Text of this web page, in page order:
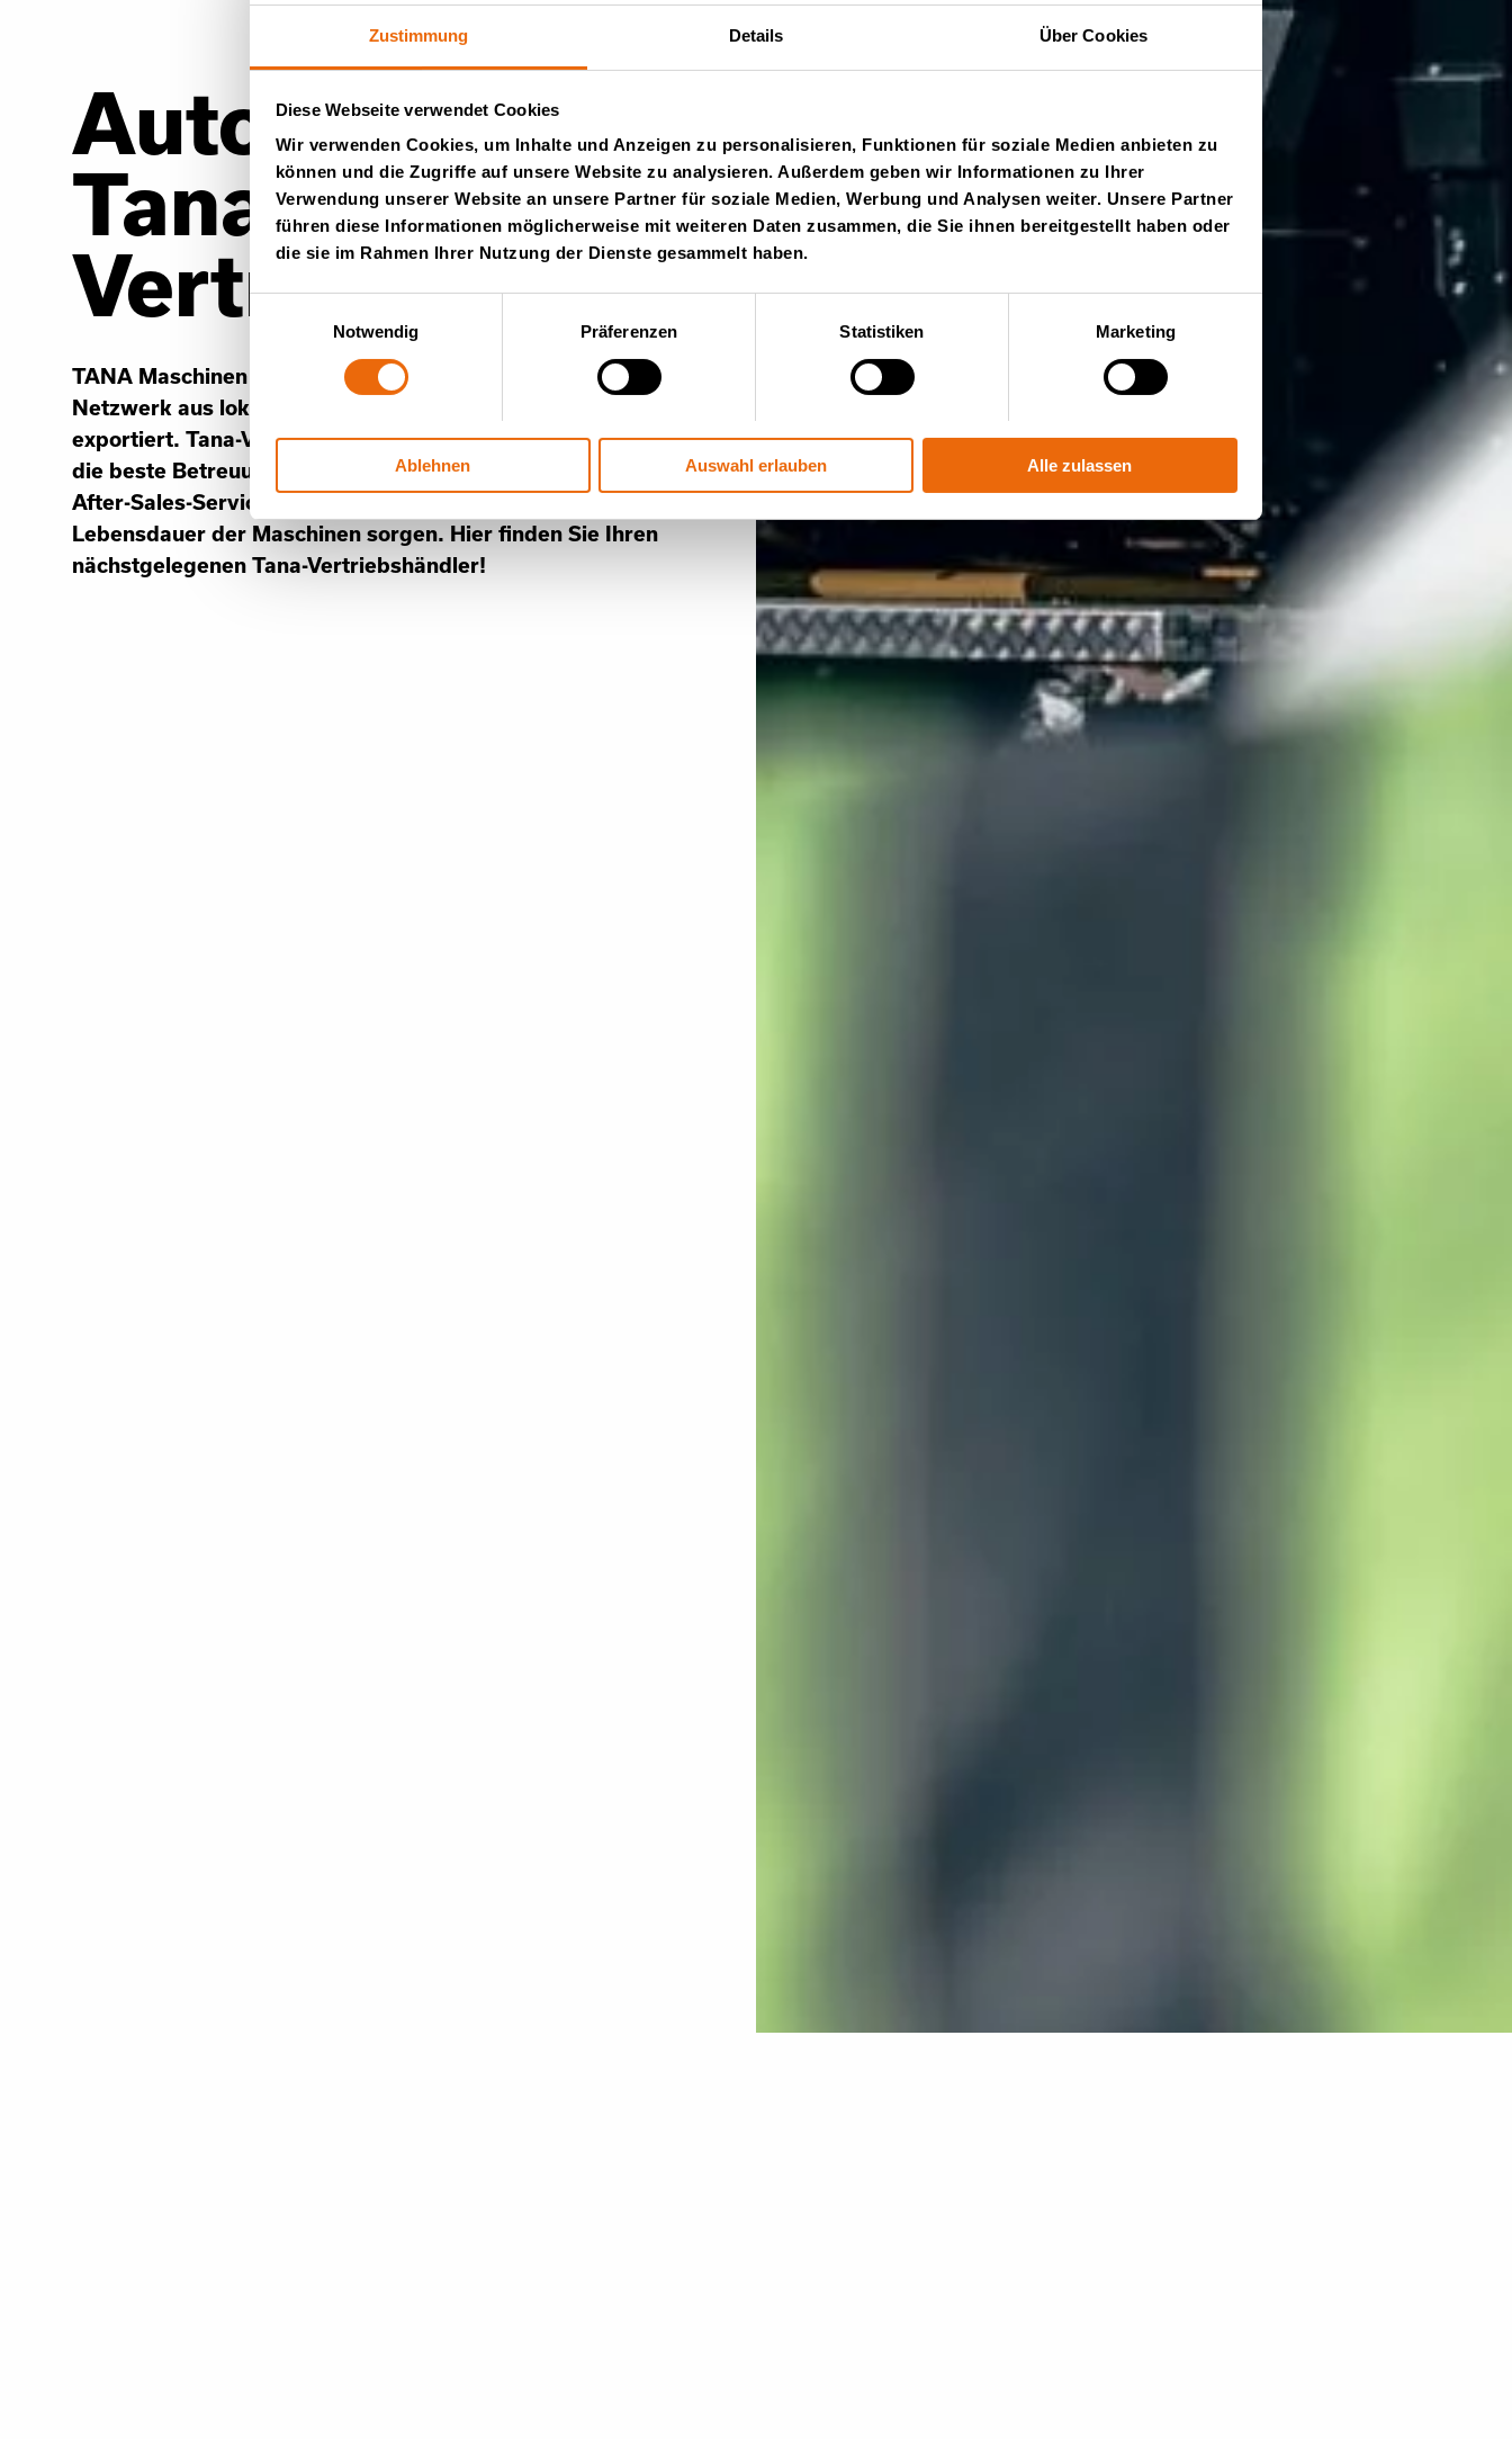
Zustimmung Details Über Cookies
Diese Webseite verwendet Cookies
Wir verwenden Cookies, um Inhalte und Anzeigen zu personalisieren, Funktionen für soziale Medien anbieten zu
können und die Zugriffe auf unsere Website zu analysieren. Außerdem geben wir Informationen zu Ihrer
Verwendung unserer Website an unsere Partner für soziale Medien, Werbung und Analysen weiter. Unsere Partner
führen diese Informationen möglicherweise mit weiteren Daten zusammen, die Sie ihnen bereitgestellt haben oder
die sie im Rahmen Ihrer Nutzung der Dienste gesammelt haben.
Notwendig
Präferenzen Statistiken Marketing
Ablehnen Auswahl erlauben Alle zulassen
Autorisierte
Tana-
Vertriebshändler
TANA Maschinen werden über unser umfassendes
Netzwerk aus lokalen Vertriebshändlern in 50 Länder
exportiert. Tana-Vertriebshändler bieten unseren Kunden
die beste Betreuung, indem sie durch technischen Support,
After-Sales-Services und Ersatzteile für eine optimale
Lebensdauer der Maschinen sorgen. Hier finden Sie Ihren
nächstgelegenen Tana-Vertriebshändler!